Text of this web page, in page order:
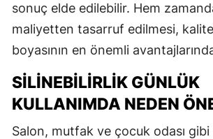
sonuç elde edilebilir. Hem
maliyetten tasarruf edilmesi,
boyasının en önemli
SILINEBILIRLIK GÜNLÜK
KULLANIMDA NEDEN
Salon, mutfak ve çocuk odası gibi